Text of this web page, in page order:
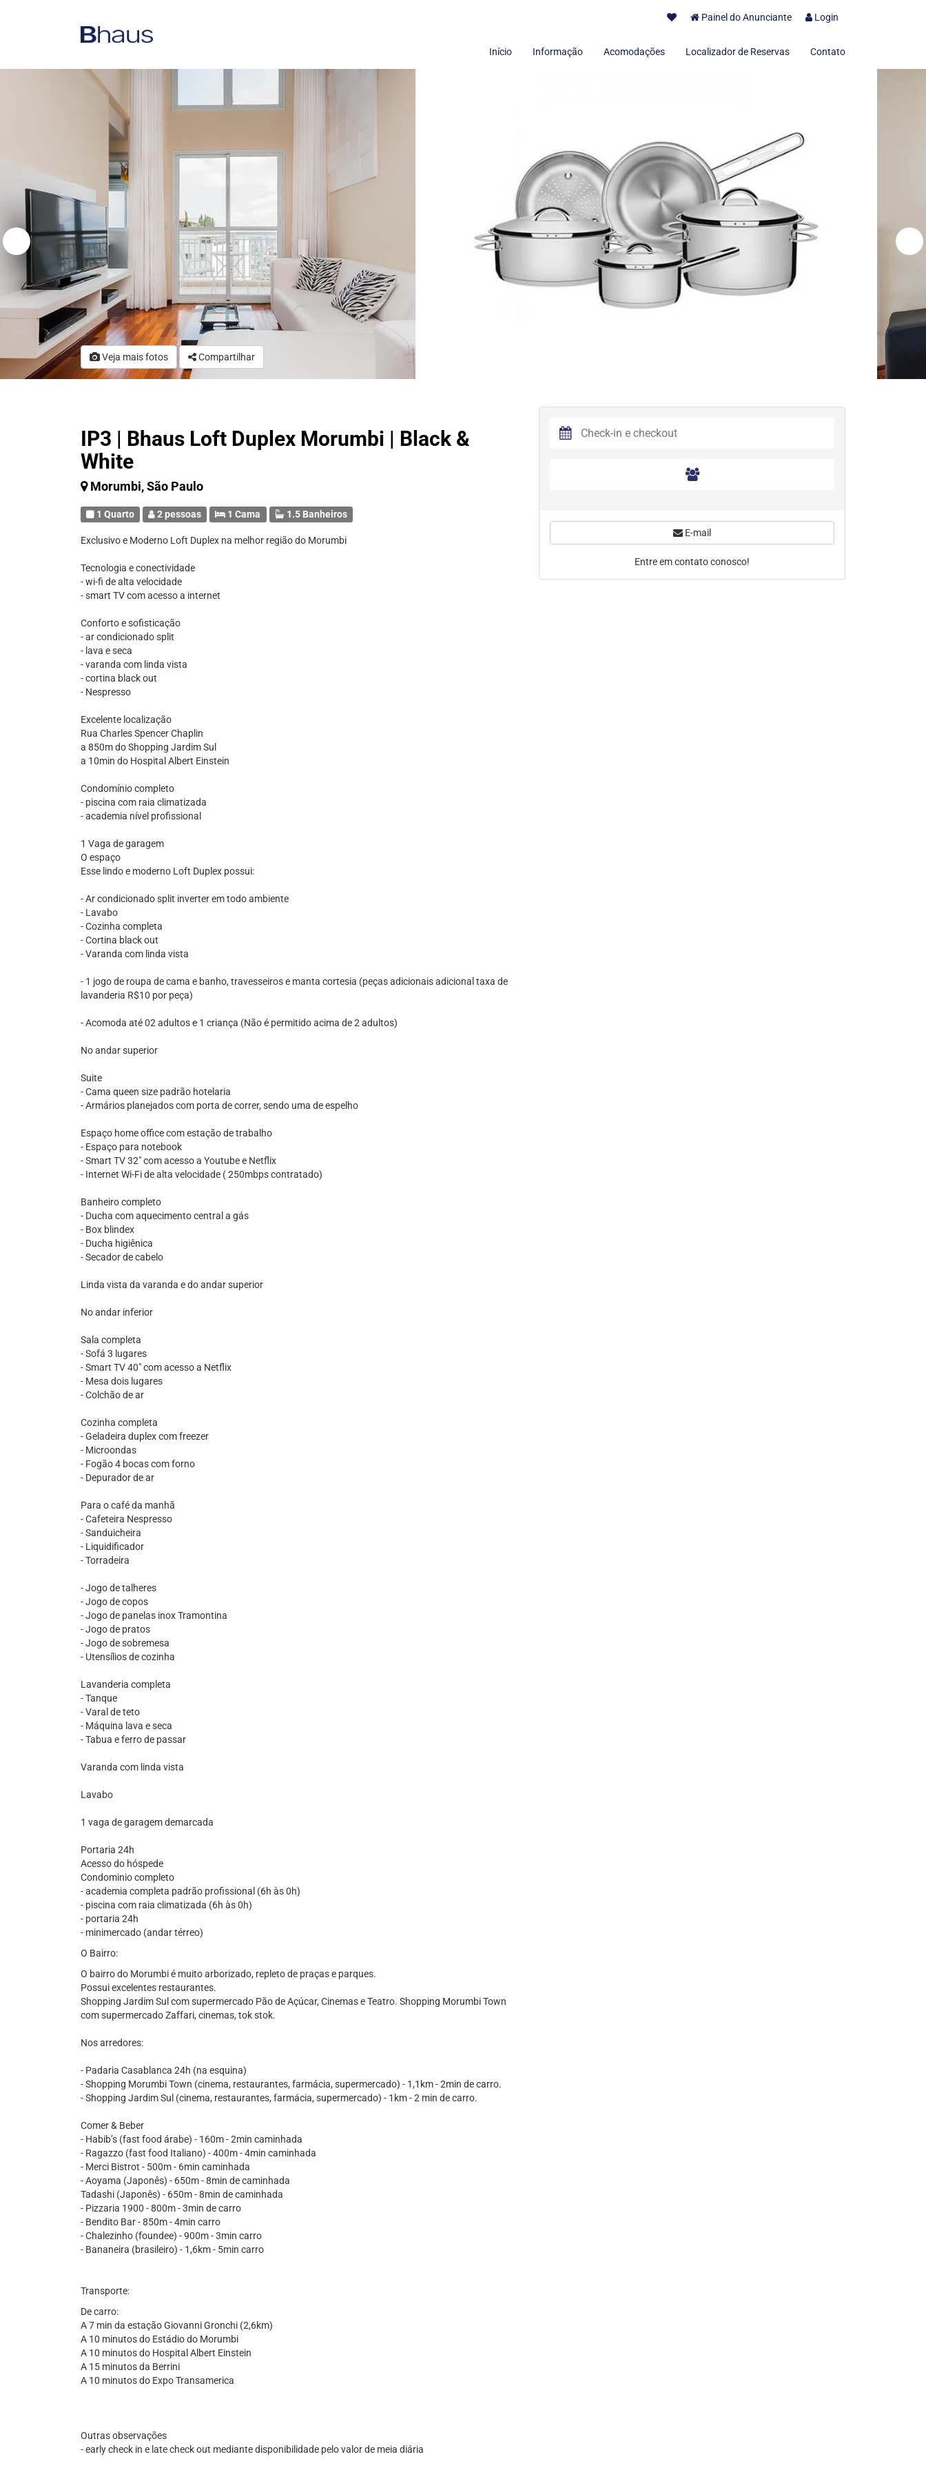
Painel do Anunciante Login
Início Informação Acomodações Localizador de Reservas Contato
Veja mais fotos Compartilhar
IP3 | Bhaus Loft Duplex Morumbi | Black &
White
Morumbi, São Paulo
1 Quarto 2 pessoas 1 Cama 1.5 Banheiros
Exclusivo e Moderno Loft Duplex na melhor região do Morumbi
Tecnologia e conectividade
- wi-fi de alta velocidade
- smart TV com acesso a internet
Conforto e sofisticação
- ar condicionado split
- lava e seca
- varanda com linda vista
- cortina black out
- Nespresso
Excelente localização
Rua Charles Spencer Chaplin
a 850m do Shopping Jardim Sul
a 10min do Hospital Albert Einstein
Condomínio completo
- piscina com raia climatizada
- academia nível profissional
1 Vaga de garagem
O espaço
Esse lindo e moderno Loft Duplex possui:
- Ar condicionado split inverter em todo ambiente
- Lavabo
- Cozinha completa
- Cortina black out
- Varanda com linda vista
- 1 jogo de roupa de cama e banho, travesseiros e manta cortesia (peças adicionais adicional taxa de
lavanderia R$10 por peça)
- Acomoda até 02 adultos e 1 criança (Não é permitido acima de 2 adultos)
No andar superior
Suite
- Cama queen size padrão hotelaria
- Armários planejados com porta de correr, sendo uma de espelho
Espaço home office com estação de trabalho
- Espaço para notebook
- Smart TV 32" com acesso a Youtube e Netflix
- Internet Wi-Fi de alta velocidade ( 250mbps contratado)
Banheiro completo
- Ducha com aquecimento central a gás
- Box blindex
- Ducha higiênica
- Secador de cabelo
Linda vista da varanda e do andar superior
No andar inferior
Sala completa
- Sofá 3 lugares
- Smart TV 40" com acesso a Netflix
- Mesa dois lugares
- Colchão de ar
Cozinha completa
- Geladeira duplex com freezer
- Microondas
- Fogão 4 bocas com forno
- Depurador de ar
Para o café da manhã
- Cafeteira Nespresso
- Sanduicheira
- Liquidificador
- Torradeira
- Jogo de talheres
- Jogo de copos
- Jogo de panelas inox Tramontina
- Jogo de pratos
- Jogo de sobremesa
- Utensílios de cozinha
Lavanderia completa
- Tanque
- Varal de teto
- Máquina lava e seca
- Tabua e ferro de passar
Varanda com linda vista
Lavabo
1 vaga de garagem demarcada
Portaria 24h
Acesso do hóspede
Condominio completo
- academia completa padrão profissional (6h às 0h)
- piscina com raia climatizada (6h às 0h)
- portaria 24h
- minimercado (andar térreo)
O Bairro:
O bairro do Morumbi é muito arborizado, repleto de praças e parques.
Possui excelentes restaurantes.
Shopping Jardim Sul com supermercado Pão de Açúcar, Cinemas e Teatro. Shopping Morumbi Town
com supermercado Zaffari, cinemas, tok stok.
Nos arredores:
- Padaria Casablanca 24h (na esquina)
- Shopping Morumbi Town (cinema, restaurantes, farmácia, supermercado) - 1,1km - 2min de carro.
- Shopping Jardim Sul (cinema, restaurantes, farmácia, supermercado) - 1km - 2 min de carro.
Comer & Beber
- Habib’s (fast food árabe) - 160m - 2min caminhada
- Ragazzo (fast food Italiano) - 400m - 4min caminhada
- Merci Bistrot - 500m - 6min caminhada
- Aoyama (Japonês) - 650m - 8min de caminhada
Tadashi (Japonês) - 650m - 8min de caminhada
- Pizzaria 1900 - 800m - 3min de carro
- Bendito Bar - 850m - 4min carro
- Chalezinho (foundee) - 900m - 3min carro
- Bananeira (brasileiro) - 1,6km - 5min carro
Transporte:
De carro:
A 7 min da estação Giovanni Gronchi (2,6km)
A 10 minutos do Estádio do Morumbi
A 10 minutos do Hospital Albert Einstein
A 15 minutos da Berrini
A 10 minutos do Expo Transamerica
Outras observações
- early check in e late check out mediante disponibilidade pelo valor de meia diária
E-mail
Entre em contato conosco!